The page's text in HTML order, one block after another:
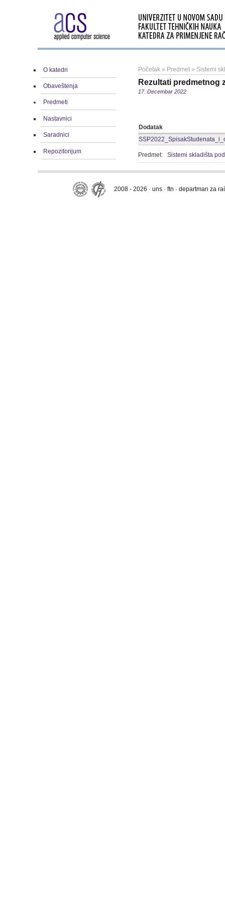
O katedri
Obaveštenja
Predmeti
Nastavnici
Saradnici
Repozitorijum
Početak » Predmet » Sistemi
Rezultati predmetnog
17. Decembar 2022
Dodatak
Predmet: Sistemi skladišta
2008 - 2026 · uns · ftn · departman za